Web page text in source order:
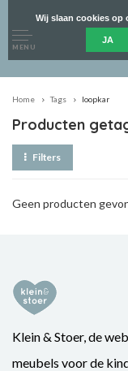
MENU
Home Tags loopkar
Producten
Filters
Geen producten
Klein & Stoer, de
meubels voor de
Wij slaan cookies op
JA